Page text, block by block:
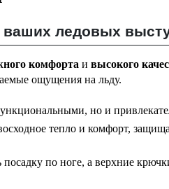
ваших ледовых
комфорта и высокого
ощущения на льду.
но и
тепло и комфорт,
посадку по ноге, а верхние